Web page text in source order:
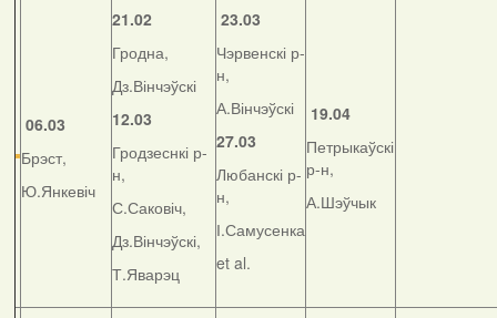
06.03
Брэст,
Ю.Янкевіч
21.02
Гродна,
Дз.Вінчэўскі
12.03
Гродзеснкі р-
н,
С.Саковіч,
Дз.Вінчэўскі,
Т.Яварэц
23.03
Чэрвенскі р-
н,
А.Вінчэўскі
27.03
Любанскі р-
н,
І.Самусенка
et al.
19.04
Петрыкаўскі
р-н,
А.Шэўчык